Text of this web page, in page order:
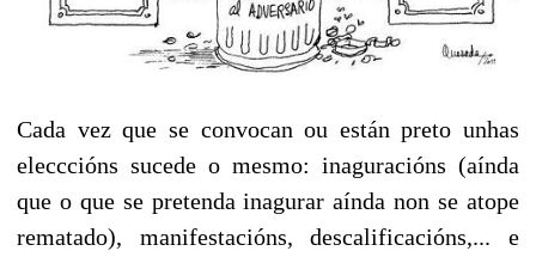
Cada vez que se convocan ou están preto unhas
elecccións sucede o mesmo: inaguracións (aínda
que o que se pretenda inagurar aínda non se atope
rematado), manifestacións, descalificacións,... e